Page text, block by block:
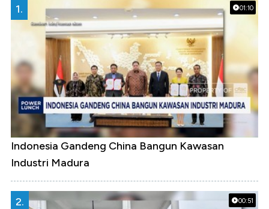
01:10
1.
Indonesia Gandeng China Bangun Kawasan
Industri Madura
00:51
2.